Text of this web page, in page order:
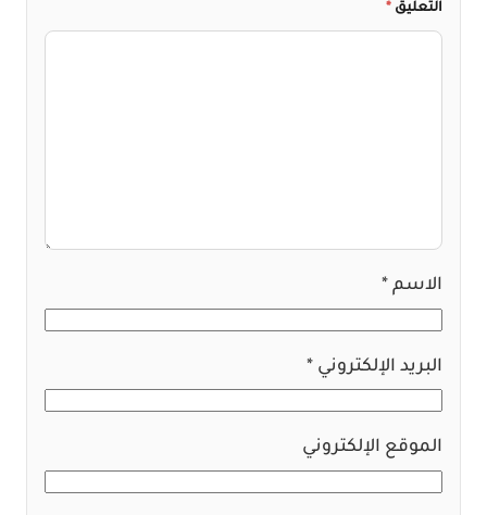
التعليق *
الاسم *
البريد الإلكتروني *
الموقع الإلكتروني